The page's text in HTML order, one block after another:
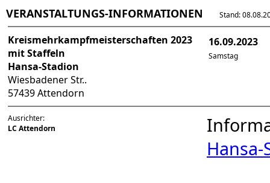
VERANSTALTUNGS-INFORMATIONEN Stand:
Kreismehrkampfmeisterschaften 2023
mit Staffeln
Hansa-Stadion
Wiesbadener Str..
57439 Attendorn
16.09.2023
Samstag
Ausrichter:
LC Attendorn